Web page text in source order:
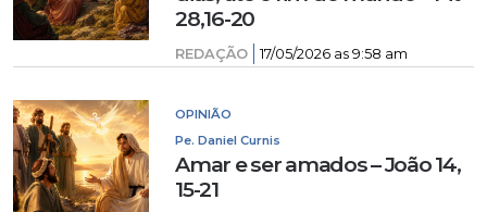
28,16-20
REDAÇÃO 17/05/2026 as 9:58 am
OPINIÃO
Pe. Daniel Curnis
Amar e ser amados – João 14,
15-21